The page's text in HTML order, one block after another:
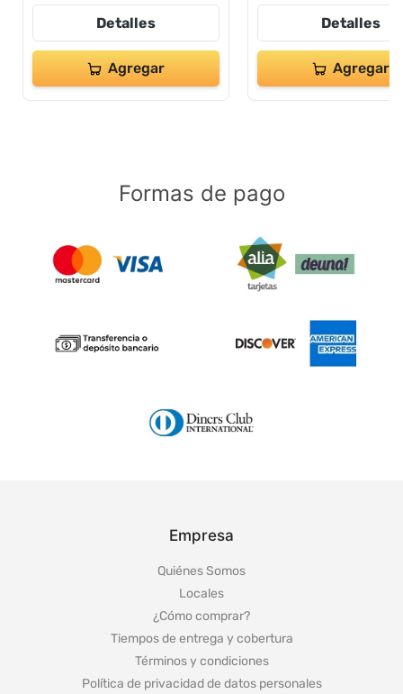
Detalles
Agregar
Detalles
Agregar
Formas de pago
Empresa
Quiénes Somos
Locales
¿Cómo comprar?
Tiempos de entrega y cobertura
Términos y condiciones
Política de privacidad de datos personales